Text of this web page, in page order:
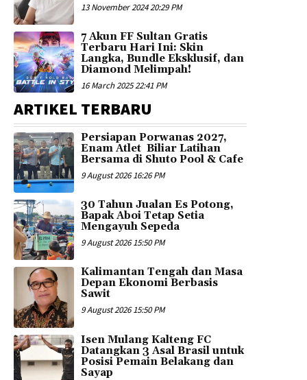
13 November 2024 20:29 PM
7 Akun FF Sultan Gratis
Terbaru Hari Ini: Skin
Langka, Bundle Eksklusif, dan
Diamond Melimpah!
16 March 2025 22:41 PM
ARTIKEL TERBARU
Persiapan Porwanas 2027,
Enam Atlet Biliar Latihan
Bersama di Shuto Pool & Cafe
9 August 2026 16:26 PM
30 Tahun Jualan Es Potong,
Bapak Aboi Tetap Setia
Mengayuh Sepeda
9 August 2026 15:50 PM
Kalimantan Tengah dan Masa
Depan Ekonomi Berbasis
Sawit
9 August 2026 15:50 PM
Isen Mulang Kalteng FC
Datangkan 3 Asal Brasil untuk
Posisi Pemain Belakang dan
Sayap